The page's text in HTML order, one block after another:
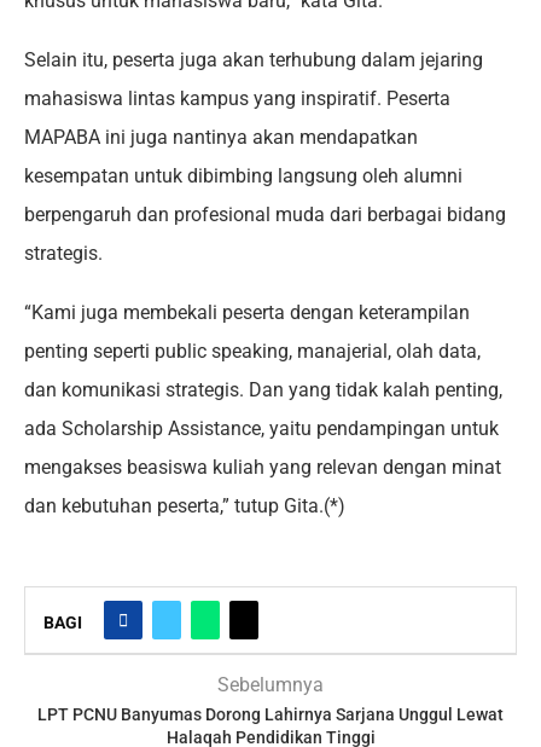
Selain itu, peserta juga akan terhubung dalam jejaring
mahasiswa lintas kampus yang inspiratif. Peserta
MAPABA ini juga nantinya akan mendapatkan
kesempatan untuk dibimbing langsung oleh alumni
berpengaruh dan profesional muda dari berbagai bidang
strategis.
“Kami juga membekali peserta dengan keterampilan
penting seperti public speaking, manajerial, olah data,
dan komunikasi strategis. Dan yang tidak kalah penting,
ada Scholarship Assistance, yaitu pendampingan untuk
mengakses beasiswa kuliah yang relevan dengan minat
dan kebutuhan peserta,” tutup Gita.(*)
BAGI
Sebelumnya
LPT PCNU Banyumas Dorong Lahirnya Sarjana Unggul Lewat
Halaqah Pendidikan Tinggi